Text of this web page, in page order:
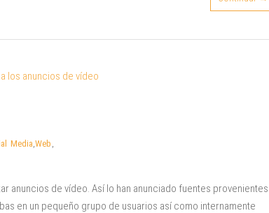
Media,Web ,
anuncios de vídeo. Así lo han anunciado fuentes provenientes
en un pequeño grupo de usuarios así como internamente